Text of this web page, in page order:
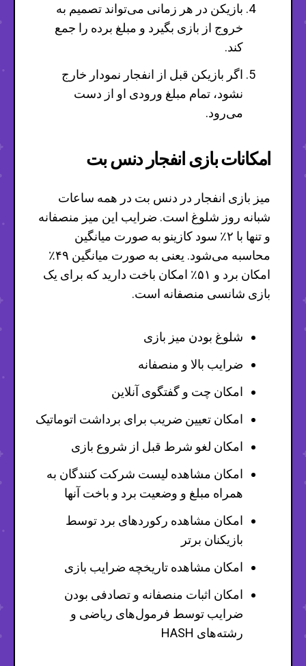
بازیکن در هر زمانی می‌تواند تصمیم به
خروج از بازی بگیرد و مبلغ برده را جمع
کند.
اگر بازیکن قبل از انفجار نمودار خارج
نشود، تمام مبلغ ورودی او از دست
می‌رود.
امکانات بازی انفجار دنس بت
میز بازی انفجار در دنس بت در همه ساعات
شبانه روز شلوغ است. ضرایب این میز منصفانه
و تنها با ۲٪ سود کازینو به صورت میانگین
محاسبه می‌شود. یعنی به صورت میانگین ۴۹٪
امکان برد و ۵۱٪ امکان باخت دارید که برای یک
بازی شانسی منصفانه است.
شلوغ بودن میز بازی
ضرایب بالا و منصفانه
امکان چت و گفتگوی آنلاین
امکان تعیین ضریب برای برداشت اتوماتیک
امکان لغو شرط قبل از شروع بازی
امکان مشاهده لیست شرکت کنندگان به
همراه مبلغ و وضعیت برد و باخت آنها
امکان مشاهده رکوردهای برد توسط
بازیکنان برتر
امکان مشاهده تاریخچه ضرایب بازی
امکان اثبات منصفانه و تصادفی بودن
ضرایب توسط فرمول‌های ریاضی و
رشته‌های HASH